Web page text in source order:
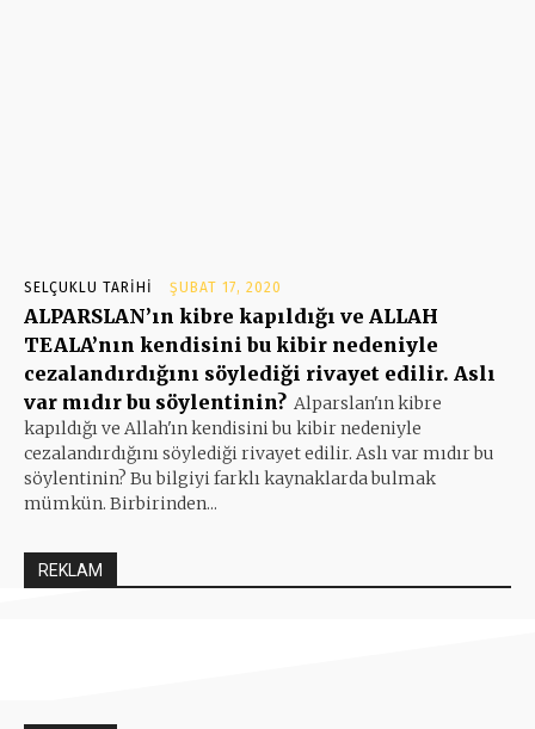
SELÇUKLU TARIHI ŞUBAT 17, 2020
ALPARSLAN’ın kibre kapıldığı ve ALLAH
TEALA’nın kendisini bu kibir nedeniyle
cezalandırdığını söylediği rivayet edilir. Aslı
var mıdır bu söylentinin? Alparslan'ın kibre
kapıldığı ve Allah'ın kendisini bu kibir nedeniyle
cezalandırdığını söylediği rivayet edilir. Aslı var mıdır bu
söylentinin? Bu bilgiyi farklı kaynaklarda bulmak
mümkün. Birbirinden...
REKLAM